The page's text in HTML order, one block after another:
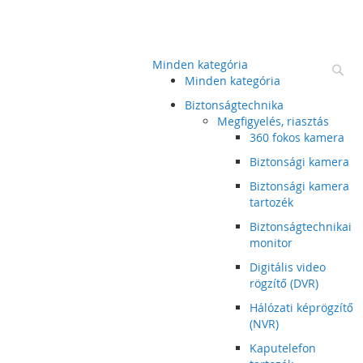
Minden kategória
Minden kategória
Biztonságtechnika
Megfigyelés, riasztás
360 fokos kamera
Biztonsági kamera
Biztonsági kamera
tartozék
Biztonságtechnikai
monitor
Digitális video
rögzítő (DVR)
Hálózati képrögzítő
(NVR)
Kaputelefon